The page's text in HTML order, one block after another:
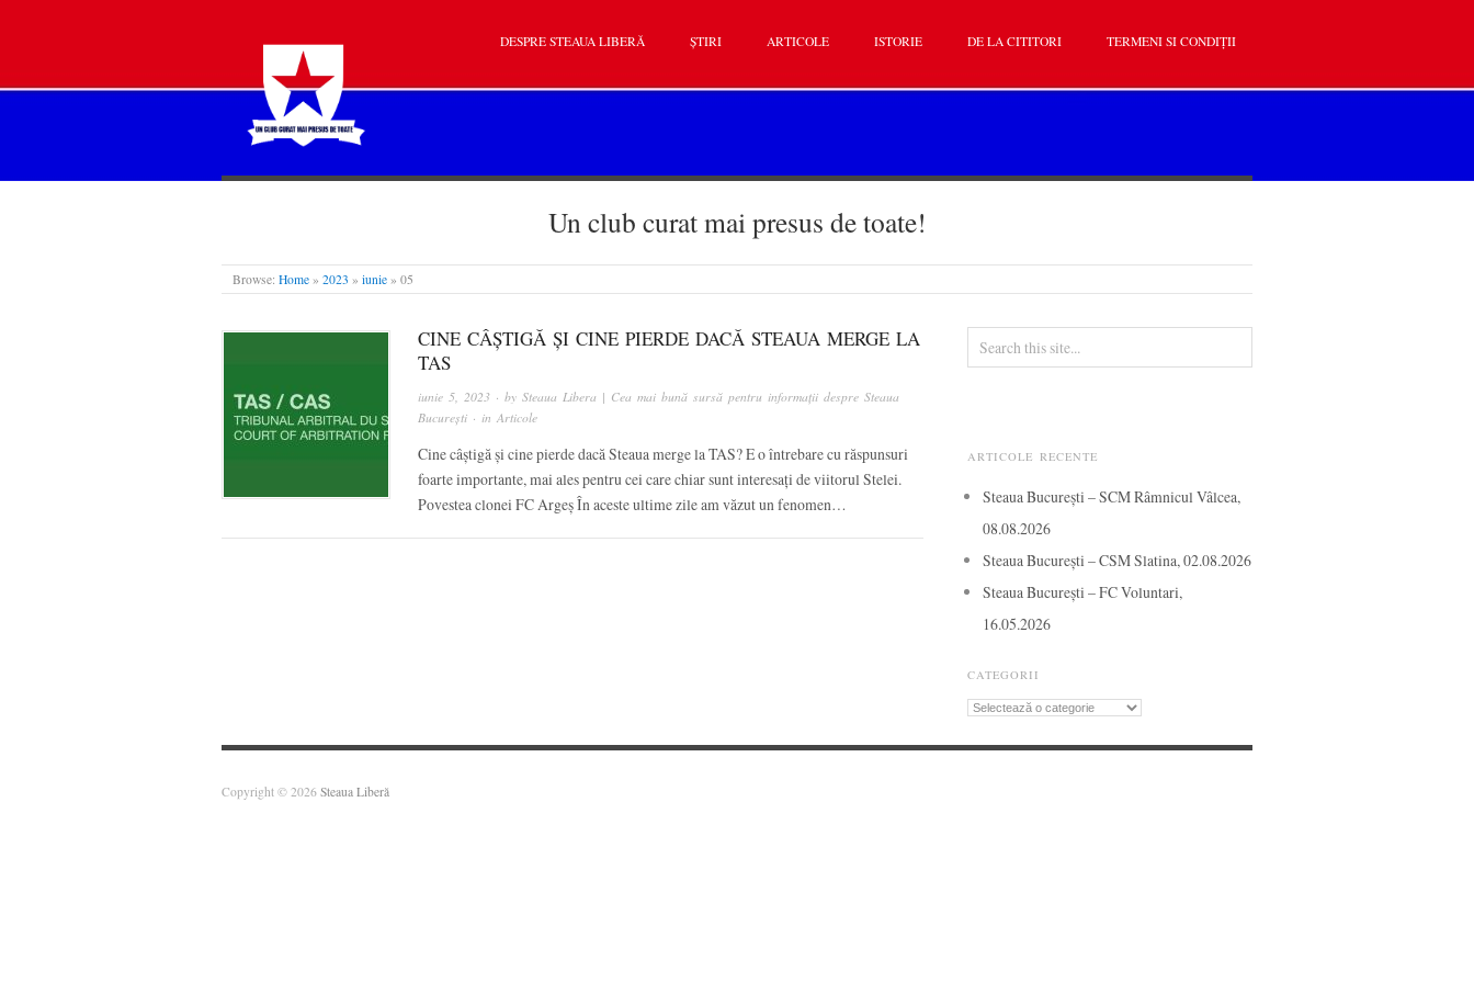
STEAUA LIBERĂ
DESPRE STEAUA LIBERĂ ȘTIRI ARTICOLE ISTORIE DE LA CITITORI TERMENI SI CONDIȚII
Un club curat mai presus de toate!
Browse: Home » 2023 » iunie » 05
CINE CÂȘTIGĂ ȘI CINE PIERDE DACĂ STEAUA MERGE LA
TAS
iunie 5, 2023 · by Steaua Libera | Cea mai bună sursă pentru informații despre Steaua
București · in Articole
Cine câștigă și cine pierde dacă Steaua merge la TAS? E o întrebare cu răspunsuri
foarte importante, mai ales pentru cei care chiar sunt interesați de viitorul Stelei.
Povestea clonei FC Argeș În aceste ultime zile am văzut un fenomen…
ARTICOLE RECENTE
Steaua București – SCM Râmnicul Vâlcea,
08.08.2026
Steaua București – CSM Slatina, 02.08.2026
Steaua București – FC Voluntari,
16.05.2026
CATEGORII
Categorii
Copyright © 2026 Steaua Liberă